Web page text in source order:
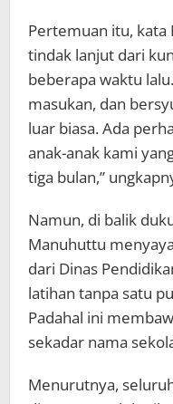
Pertemuan itu,
tindak lanjut dari
beberapa waktu
masukan, dan
luar biasa. Ada
anak-anak kami
tiga bulan,”
Namun, di balik
Manuhuttu
dari Dinas
latihan tanpa satu
Padahal ini
sekadar nama
Menurutnya,